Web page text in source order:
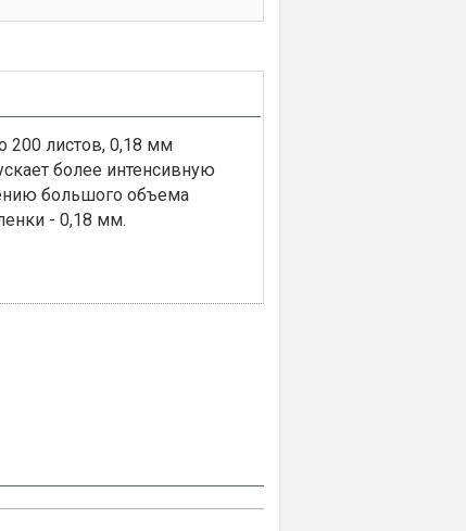
200 листов, 0,18 мм
более интенсивную
большого объема
- 0,18 мм.